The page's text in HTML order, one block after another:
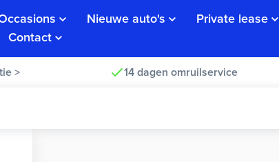
Nieuwe auto's Private lease
Contact
> 14 dagen omruilservice